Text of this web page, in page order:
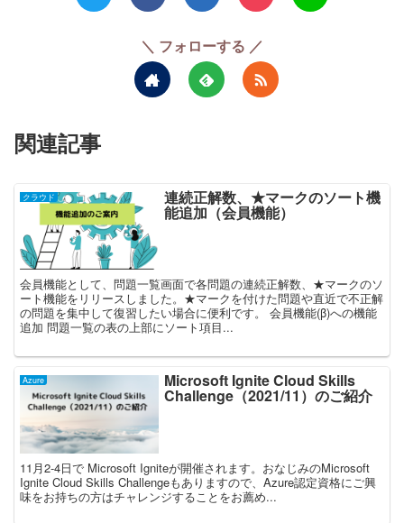
＼ フォローする ／
関連記事
クラウド 連続正解数、★マークのソート機
能追加（会員機能）
会員機能として、問題一覧画面で各問題の連続正解数、★マークのソ
ート機能をリリースしました。★マークを付けた問題や直近で不正解
の問題を集中して復習したい場合に便利です。 会員機能(β)への機能
追加 問題一覧の表の上部にソート項目...
Azure Microsoft Ignite Cloud Skills
Challenge（2021/11）のご紹介
11月2-4日で Microsoft Igniteが開催されます。おなじみのMicrosoft
Ignite Cloud Skills Challengeもありますので、Azure認定資格にご興
味をお持ちの方はチャレンジすることをお薦め...